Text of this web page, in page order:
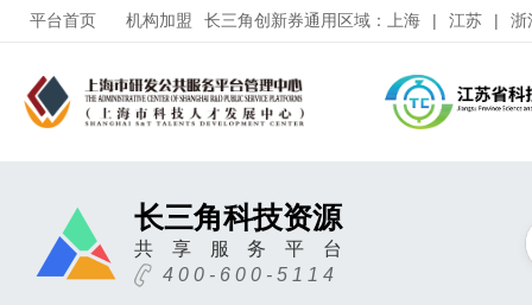
平台首页 机构加盟 长三角创新券通用区域： 上海 | 江苏 | 浙
长三角科技资源
共 享 服 务 平
台
4 0 0 - 6 0 0 - 5 1 1 4